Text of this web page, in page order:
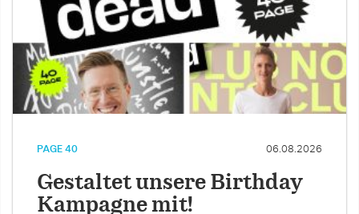
PAGE 40 06.08.2026
Gestaltet unsere Birthday
Kampagne mit!